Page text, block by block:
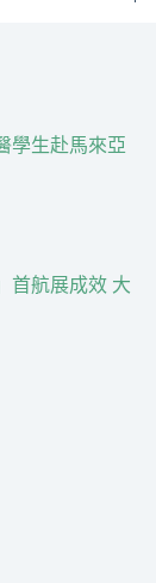
學生赴馬來亞
首航展成效 大